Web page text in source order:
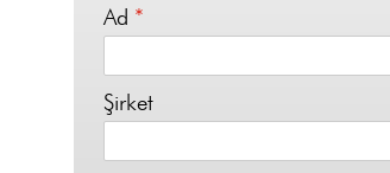
Ad *
Şirket